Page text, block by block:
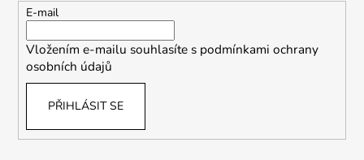
E-mail
Vložením e-mailu souhlasíte s podmínkami ochrany
osobních údajů
PŘIHLÁSIT SE